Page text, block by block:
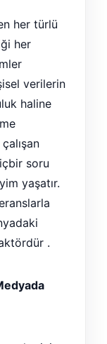
her türlü
her
verilerin
haline
soru
yaşatır.
.